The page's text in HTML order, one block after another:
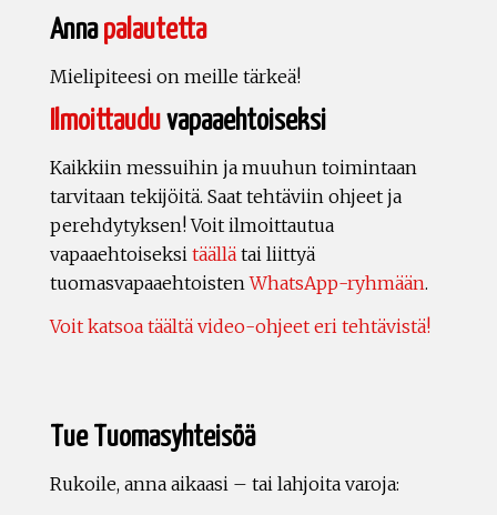
Annapalautetta
Mielipiteesi on meille tärkeä!
Ilmoittauduvapaaehtoiseksi
Kaikkiin messuihin ja muuhun toimintaan
tarvitaan tekijöitä. Saat tehtäviin ohjeet ja
perehdytyksen! Voit ilmoittautua
vapaaehtoiseksi täällä tai liittyä
tuomasvapaaehtoistenWhatsApp-ryhmään.
Voit katsoa täältä video-ohjeet eri tehtävistä!
Tue Tuomasyhteisöä
Rukoile, anna aikaasi – tai lahjoita varoja: